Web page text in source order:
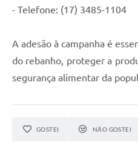
- Telefone: (17) 3485-1104
A adesão à campanha é
do rebanho, proteger a
segurança alimentar da
GOSTEI NÃO GOSTEI